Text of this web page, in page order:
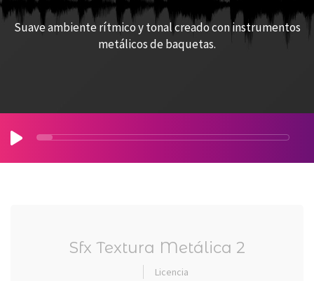
Suave ambiente rítmico y tonal creado con instrumentos
metálicos de baquetas.
Sfx Textura Metálica 2
Licencia